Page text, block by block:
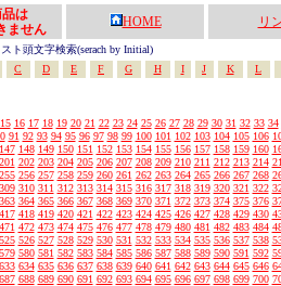
は
ません
HOME リ
ト頭文字検索(serach by Initial)
C
D E F G H I J K L
15 16 17 18 19 20 21 22 23 24 25 26 27 28 29 30 31 32 33 34
91 92 93 94 95 96 97 98 99 100 101 102 103 104 105 106
148 149 150 151 152 153 154 155 156 157 158 159 160
202 203 204 205 206 207 208 209 210 211 212 213 214
256 257 258 259 260 261 262 263 264 265 266 267 268
310 311 312 313 314 315 316 317 318 319 320 321 322
364 365 366 367 368 369 370 371 372 373 374 375 376
418 419 420 421 422 423 424 425 426 427 428 429 430
472 473 474 475 476 477 478 479 480 481 482 483 484
526 527 528 529 530 531 532 533 534 535 536 537 538
580 581 582 583 584 585 586 587 588 589 590 591 592
634 635 636 637 638 639 640 641 642 643 644 645 646
688 689 690 691 692 693 694 695 696 697 698 699 700